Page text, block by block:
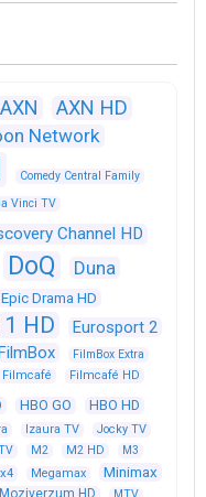
AXN AXN HD
Network
Comedy Central Family
Vinci TV
Channel HD
DoQ
Duna
Epic Drama HD
HD
Eurosport 2
FilmBox FilmBox Extra
Filmcafé Filmcafé HD
HBO GO HBO HD
Izaura TV
Jocky TV
M2 M2 HD M3
Megamax Minimax